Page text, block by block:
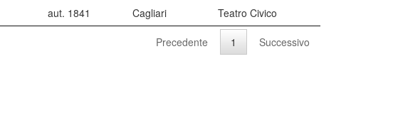
aut. 1841 Cagliari
Teatro Civico
Precedente 1 Successivo